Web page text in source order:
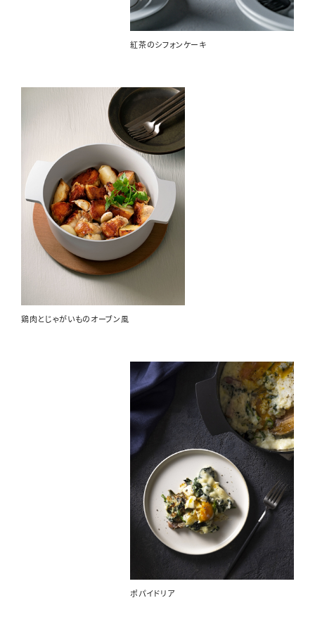
紅茶のシフォンケーキ
鶏肉とじゃがいものオーブン風
ポパイドリア